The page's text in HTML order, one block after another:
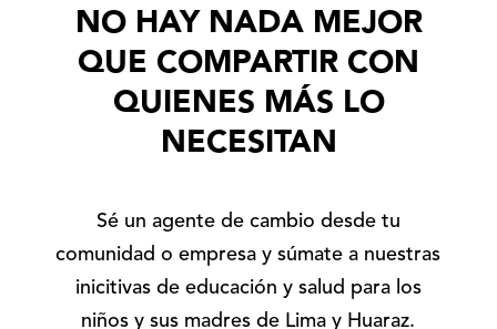
NO HAY NADA MEJOR
QUE COMPARTIR CON
QUIENES MÁS LO
NECESITAN
Sé un agente de cambio desde tu
comunidad o empresa y súmate a nuestras
inicitivas de educación y salud para los
niños y sus madres de Lima y Huaraz.